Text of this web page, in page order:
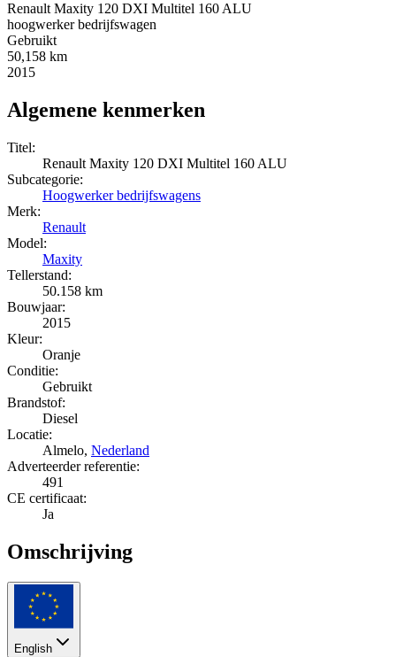
Renault Maxity 120 DXI Multitel 160 ALU
hoogwerker bedrijfswagen
Gebruikt
50,158 km
2015
Algemene kenmerken
Titel:
Renault Maxity 120 DXI Multitel 160 ALU
Subcategorie:
Hoogwerker bedrijfswagens
Merk:
Renault
Model:
Maxity
Tellerstand:
50.158 km
Bouwjaar:
2015
Kleur:
Oranje
Conditie:
Gebruikt
Brandstof:
Diesel
Locatie:
Almelo, Nederland
Adverteerder referentie:
491
CE certificaat:
Ja
Omschrijving
English